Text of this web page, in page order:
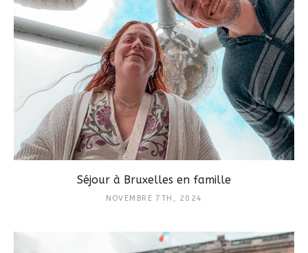
Séjour à Bruxelles en famille
NOVEMBRE 7TH, 2024